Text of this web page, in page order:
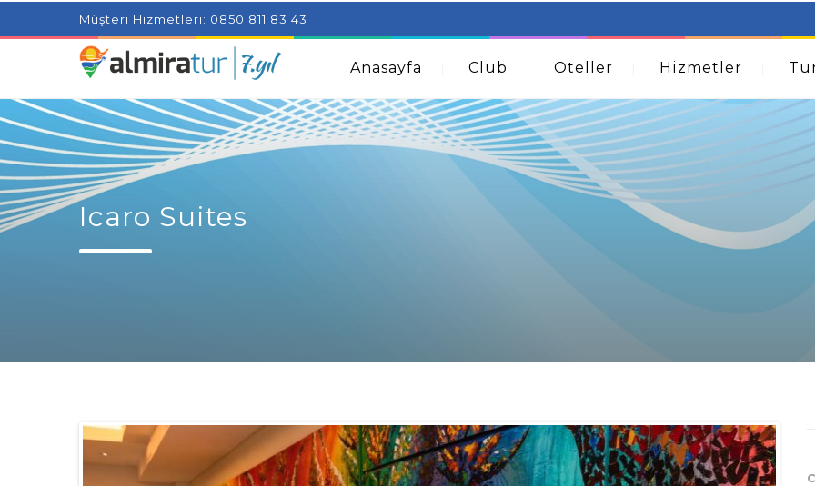
Project Milenial featuring news blogs and tutorials How A
Kids Amazingly Simple Skin Care Tips For People With Acne
Müşteri Hizmetleri: 0850 811 83 43
Anasayfa Club Oteller Hizmetler
Icaro Suites